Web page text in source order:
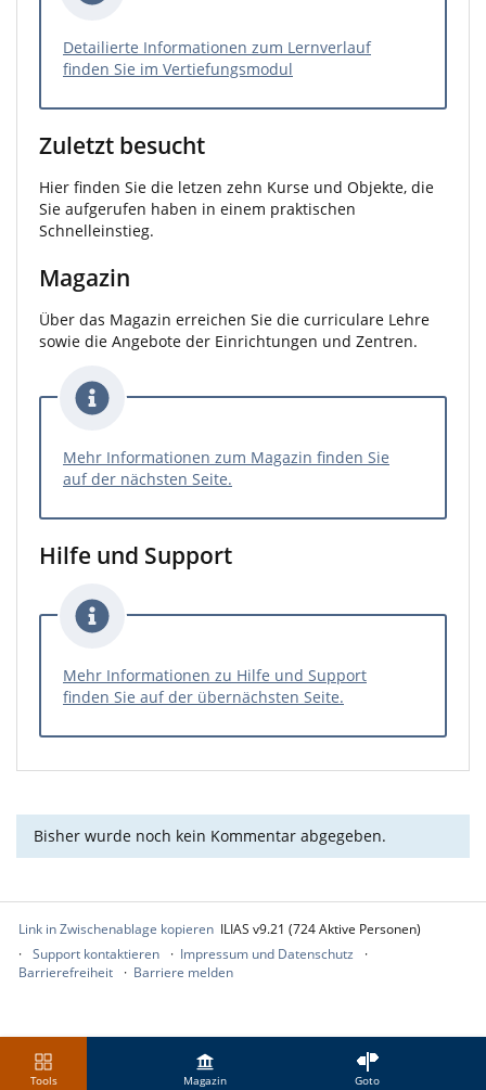
Tools Magazin Goto
Detailierte Informationen zum Lernverlauf
finden Sie im Vertiefungsmodul
Zuletzt besucht
Hier finden Sie die letzen zehn Kurse und Objekte, die
Sie aufgerufen haben in einem praktischen
Schnelleinstieg.
Magazin
Über das Magazin erreichen Sie die curriculare Lehre
sowie die Angebote der Einrichtungen und Zentren.
Mehr Informationen zum Magazin finden Sie
auf der nächsten Seite.
Hilfe und Support
Mehr Informationen zu Hilfe und Support
finden Sie auf der übernächsten Seite.
Bisher wurde noch kein Kommentar abgegeben.
Link in Zwischenablage kopieren ILIAS v9.21 (724 Aktive Personen)
Support kontaktieren
Impressum und Datenschutz
Barrierefreiheit
Barriere melden